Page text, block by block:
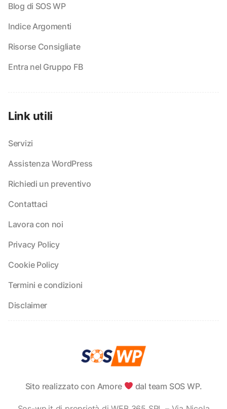
Blog di SOS WP
Indice Argomenti
Risorse Consigliate
Entra nel Gruppo FB
Link utili
Servizi
Assistenza WordPress
Richiedi un preventivo
Contattaci
Lavora con noi
Privacy Policy
Cookie Policy
Termini e condizioni
Disclaimer
Sito realizzato con Amore dal team SOS WP.